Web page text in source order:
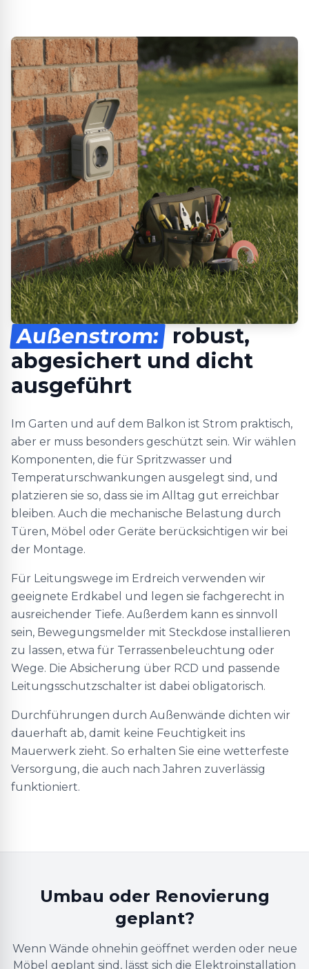
Außenstrom: robust,
abgesichert und dicht
ausgeführt
Im Garten und auf dem Balkon ist Strom praktisch,
aber er muss besonders geschützt sein. Wir wählen
Komponenten, die für Spritzwasser und
Temperaturschwankungen ausgelegt sind, und
platzieren sie so, dass sie im Alltag gut erreichbar
bleiben. Auch die mechanische Belastung durch
Türen, Möbel oder Geräte berücksichtigen wir bei
der Montage.
Für Leitungswege im Erdreich verwenden wir
geeignete Erdkabel und legen sie fachgerecht in
ausreichender Tiefe. Außerdem kann es sinnvoll
sein, Bewegungsmelder mit Steckdose installieren
zu lassen, etwa für Terrassenbeleuchtung oder
Wege. Die Absicherung über RCD und passende
Leitungsschutzschalter ist dabei obligatorisch.
Durchführungen durch Außenwände dichten wir
dauerhaft ab, damit keine Feuchtigkeit ins
Mauerwerk zieht. So erhalten Sie eine wetterfeste
Versorgung, die auch nach Jahren zuverlässig
funktioniert.
Umbau oder Renovierung
geplant?
Wenn Wände ohnehin geöffnet werden oder neue
Möbel geplant sind, lässt sich die Elektroinstallation